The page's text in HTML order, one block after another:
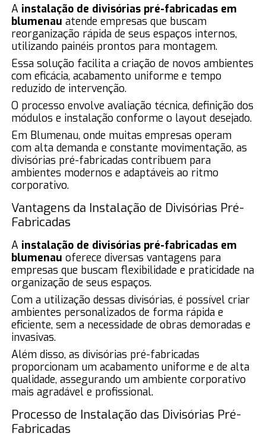
A instalação de divisórias pré-fabricadas em
blumenau atende empresas que buscam
reorganização rápida de seus espaços internos,
utilizando painéis prontos para montagem.
Essa solução facilita a criação de novos ambientes
com eficácia, acabamento uniforme e tempo
reduzido de intervenção.
O processo envolve avaliação técnica, definição dos
módulos e instalação conforme o layout desejado.
Em Blumenau, onde muitas empresas operam
com alta demanda e constante movimentação, as
divisórias pré-fabricadas contribuem para
ambientes modernos e adaptáveis ao ritmo
corporativo.
Vantagens da Instalação de Divisórias Pré-
Fabricadas
A instalação de divisórias pré-fabricadas em
blumenau oferece diversas vantagens para
empresas que buscam flexibilidade e praticidade na
organização de seus espaços.
Com a utilização dessas divisórias, é possível criar
ambientes personalizados de forma rápida e
eficiente, sem a necessidade de obras demoradas e
invasivas.
Além disso, as divisórias pré-fabricadas
proporcionam um acabamento uniforme e de alta
qualidade, assegurando um ambiente corporativo
mais agradável e profissional.
Processo de Instalação das Divisórias Pré-
Fabricadas